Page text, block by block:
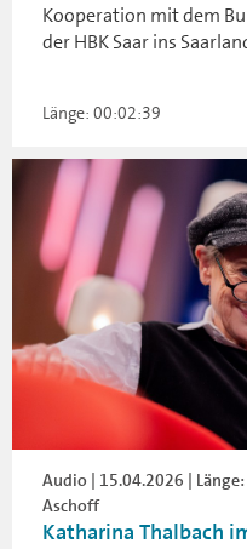
Kooperation mit dem
der HBK Saar ins
Länge: 00:02:39
Audio | 15.04.2026 |
Aschoff
Katharina Thalbach